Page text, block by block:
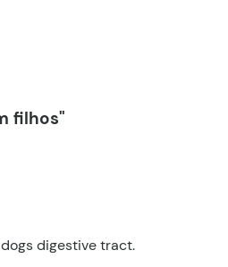
filhos"
digestive tract.